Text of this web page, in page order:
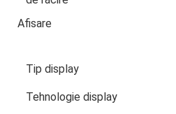
Afisare
Tip display
Tehnologie display